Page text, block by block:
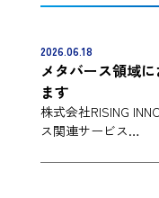
2026.06.18
メタバース領域
ます
株式会社RISING
ス関連サービス…